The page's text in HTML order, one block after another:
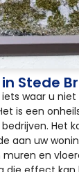
Stede
iets waar u
is een
Het
aan uw
en